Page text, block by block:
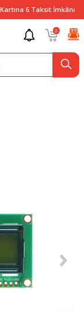
6 Taksit İmkânı
0